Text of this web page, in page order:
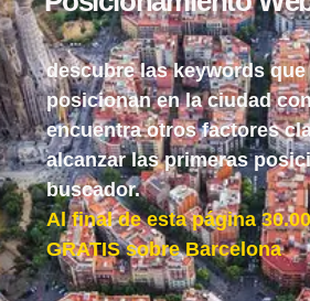
descubre las keywords
posicionan en la ciudad
encuentra otros factores
alcanzar las primeras
buscador.
Al final de esta página
GRATIS sobre Barcelona